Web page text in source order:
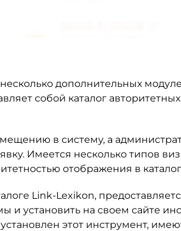
дополнительных
собой каталог авторитетных
в систему, а
Имеется несколько типов
отображения в
Link-Lexikon,
установить на своем сайте
этот инструмент,